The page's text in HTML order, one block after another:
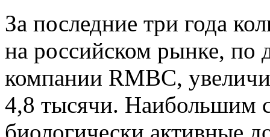
За последние три года
на российском рынке, по
компании RMBC,
4,8 тысячи. Наибольшим
биологически активные